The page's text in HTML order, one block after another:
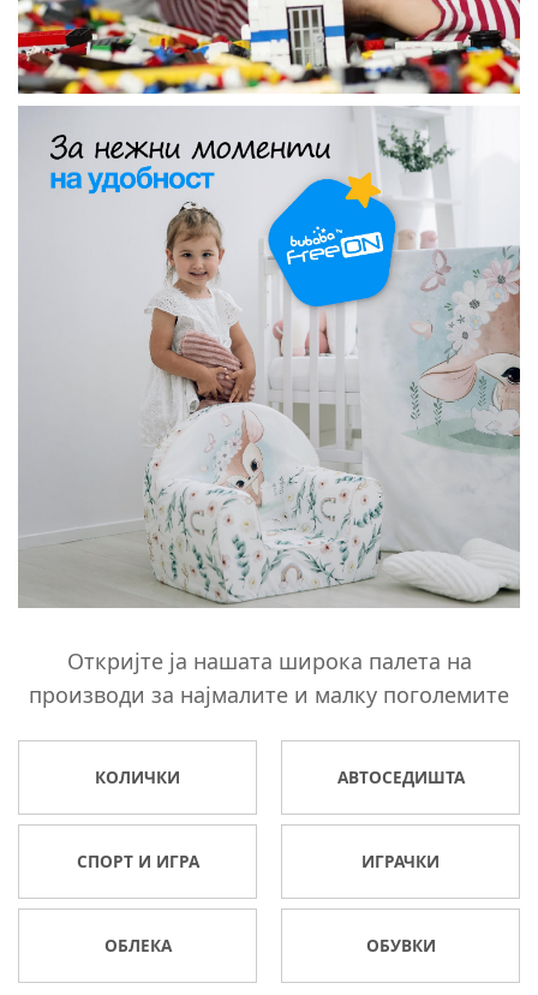
Откријте ја нашата широка палета на
производи за најмалите и малку поголемите
КОЛИЧКИ АВТОСЕДИШТА
СПОРТ И ИГРА ИГРАЧКИ
ОБЛЕКА ОБУВКИ